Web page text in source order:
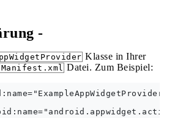
-
Klasse in Ihrer
Datei. Zum Beispiel: